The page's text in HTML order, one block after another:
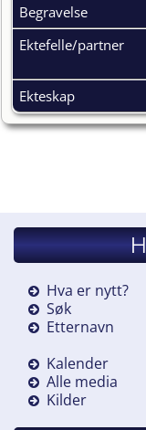
Begravelse
Ektefelle/partner
Ekteskap
Hva er nytt?
Søk
Etternavn
Kalender
Alle media
Kilder